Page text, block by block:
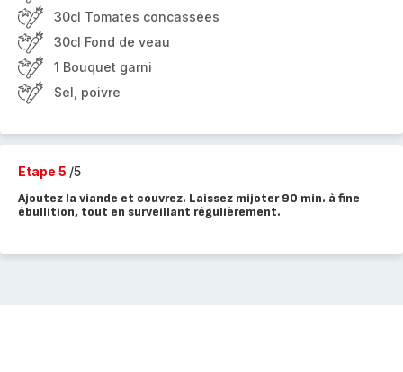
30cl Tomates concassées
30cl Fond de veau
1 Bouquet garni
Sel, poivre
Etape 5 /5
Ajoutez la viande et couvrez. Laissez mijoter 90 min. à fine
ébullition, tout en surveillant régulièrement.